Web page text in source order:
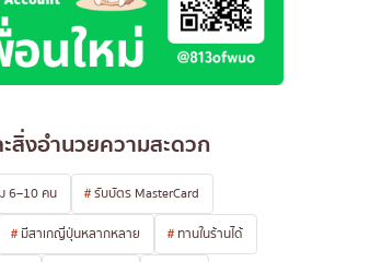
สิ่งอำนวยความสะดวก
6–10 คน
รับบัตร MasterCard
มีสาเกญี่ปุ่นหลากหลาย
ทานในร้านได้